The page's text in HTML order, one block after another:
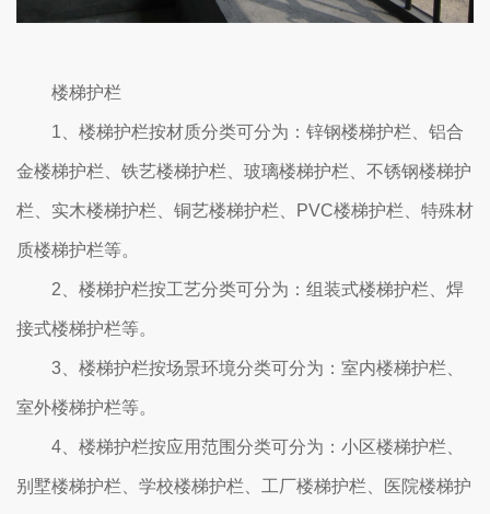
楼梯护栏
1、楼梯护栏按材质分类可分为：锌钢楼梯护栏、铝合
金楼梯护栏、铁艺楼梯护栏、玻璃楼梯护栏、不锈钢楼梯护
栏、实木楼梯护栏、铜艺楼梯护栏、PVC楼梯护栏、特殊材
质楼梯护栏等。
2、楼梯护栏按工艺分类可分为：组装式楼梯护栏、焊
接式楼梯护栏等。
3、楼梯护栏按场景环境分类可分为：室内楼梯护栏、
室外楼梯护栏等。
4、楼梯护栏按应用范围分类可分为：小区楼梯护栏、
别墅楼梯护栏、学校楼梯护栏、工厂楼梯护栏、医院楼梯护